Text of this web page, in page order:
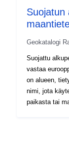
rajatulla
nimitykset 1-
Suojatun
Geokatalogi
Suojattu
vastaa
on alueen,
nimi, jota
paikasta tai